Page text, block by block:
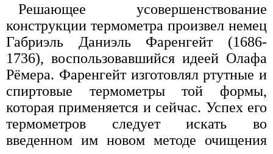
Решающее усовершенствование
конструкции термометра произвел немец
Габриэль Даниэль Фаренгейт (1686-
1736), воспользовавшийся идеей Олафа
Рёмера. Фаренгейт изготовлял ртутные и
спиртовые термометры той формы,
которая применяется и сейчас. Успех его
термометров следует искать во
введенном им новом методе очищения